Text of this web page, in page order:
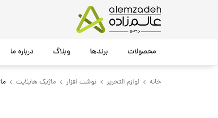
محصولات برندها وبلاگ درباره ما
خانه لوازم التحریر نوشت افزار ماژیک هایلایت